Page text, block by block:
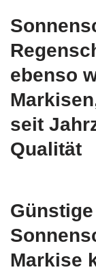
ebenso
seit
Qualität
Markise